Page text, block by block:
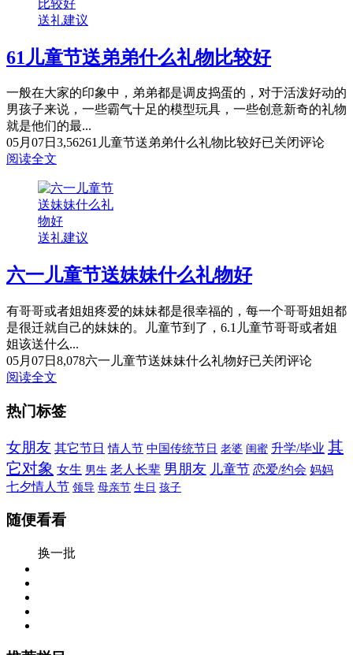
送礼建议
61儿童节送弟弟什么礼物比较好
一般在大家的印象中，弟弟都是调皮捣蛋的，对于活泼好动的
男孩子来说，一些霸气十足的模型玩具，一些创意新奇的礼物
就是他们的最...
05月07日 3,56261儿童节送弟弟什么礼物比较好已关闭评论
阅读全文
送礼建议
六一儿童节送妹妹什么礼物好
有哥哥或者姐姐疼爱的妹妹都是很幸福的，每一个哥哥姐姐都
是很迁就自己的妹妹的。儿童节到了，6.1儿童节哥哥或者姐
姐该送什么...
05月07日 8,078六一儿童节送妹妹什么礼物好已关闭评论
阅读全文
热门标签
女朋友 其它节日 情人节 中国传统节日 老婆 闺蜜 升学/毕业 其
它对象 女生 男生 老人长辈 男朋友 儿童节 恋爱/约会 妈妈
七夕情人节 领导 母亲节 生日 孩子
随便看看
换一批